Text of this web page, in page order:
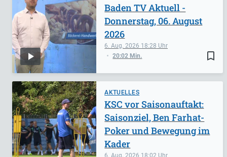
bookmark_border
6. Aug. 2026 18:28
20:02 Min.
Baden TV Aktuell -
Donnerstag, 06. August
2026
AKTUELLES
6. Aug. 2026 18:02
KSC vor Saisonauftakt:
Saisonziel, Ben Farhat-
Poker und Bewegung im
Kader